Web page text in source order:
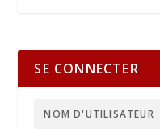
SE CONNECTER